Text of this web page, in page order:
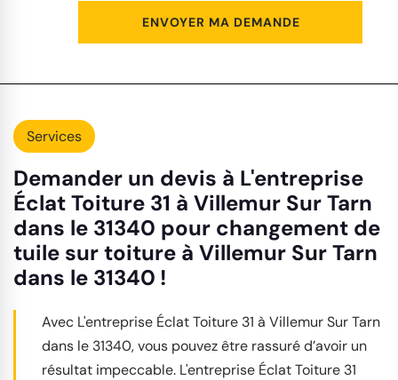
Services
Demander un devis à L'entreprise
Éclat Toiture 31 à Villemur Sur Tarn
dans le 31340 pour changement de
tuile sur toiture à Villemur Sur Tarn
dans le 31340 !
Avec L'entreprise Éclat Toiture 31 à Villemur Sur Tarn
dans le 31340, vous pouvez être rassuré d’avoir un
résultat impeccable. L'entreprise Éclat Toiture 31